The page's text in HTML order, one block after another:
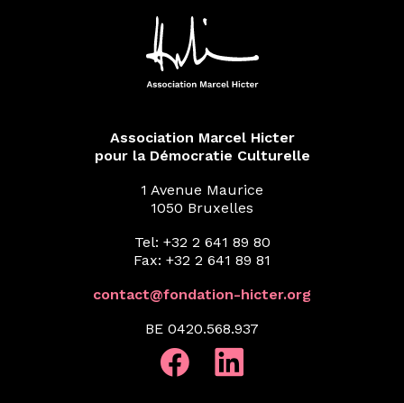
Association Marcel Hicter
pour la Démocratie Culturelle
1 Avenue Maurice
1050 Bruxelles
Tel: +32 2 641 89 80
Fax: +32 2 641 89 81
contact@fondation-hicter.org
BE 0420.568.937